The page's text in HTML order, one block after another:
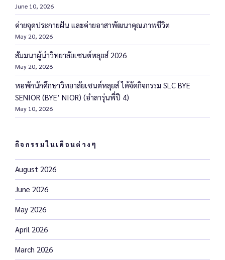
June 10, 2026
ค่ายจุดประกายฝัน และค่ายอาสาพัฒนาคุณภาพชีวิต
May 20, 2026
สัมมนาผู้นำวิทยาลัยเซนต์หลุยส์ 2026
May 20, 2026
หอพักนักศึกษาวิทยาลัยเซนต์หลุยส์ ได้จัดกิจกรรม SLC BYE
SENIOR (BYE’ NIOR) (อำลารุ่นพี่ปี 4)
May 10, 2026
กิจกรรมในเดือนต่างๆ
August 2026
June 2026
May 2026
April 2026
March 2026